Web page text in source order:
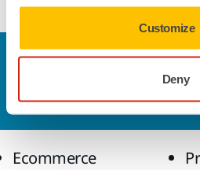
Customize
Deny
Contattaci
esperti risponderà al più
Ecommerce